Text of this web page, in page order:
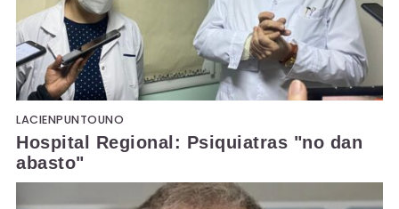
LACIENPUNTOUNO
Hospital Regional: Psiquiatras "no dan
abasto"